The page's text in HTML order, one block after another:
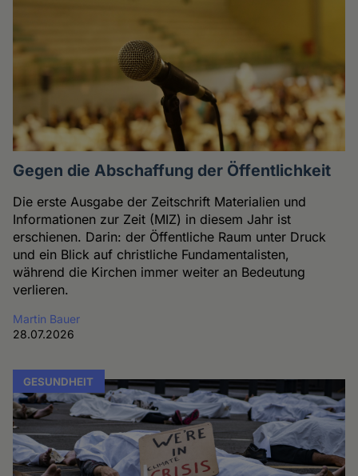
Gegen die Abschaffung der Öffentlichkeit
Die erste Ausgabe der Zeitschrift Materialien und
Informationen zur Zeit (MIZ) in diesem Jahr ist
erschienen. Darin: der Öffentliche Raum unter Druck
und ein Blick auf christliche Fundamentalisten,
während die Kirchen immer weiter an Bedeutung
verlieren.
Martin Bauer
28.07.2026
GESUNDHEIT